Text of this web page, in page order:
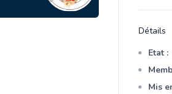
Détails
Etat :
Mis